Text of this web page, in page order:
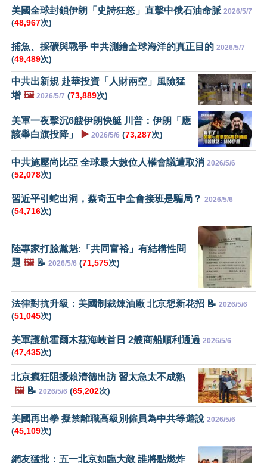
美國全球封鎖伊朗「史詩狂怒」直擊中俄石油命脈 2026/5/7
(48,967次)
捕魚、採礦與戰爭 中共測繪全球海洋的真正目的 2026/5/7
(49,489次)
中共出新規 赴華投資「人財兩空」風險猛
增 🖼️ 2026/5/7 (73,889次)
美軍一夜擊沉6艘伊朗快艇 川普：伊朗「應
該舉白旗投降」
▶️ 2026/5/6 (73,287次)
中共施壓尚比亞 全球最大數位人權會議遭取消 2026/5/6
(52,078次)
習近平引蛇出洞，蔡奇五中全會接班是騙局？ 2026/5/6
(54,716次)
陸專家打臉黨魁:「共同富裕」有結構性問
題 🖼️📝 2026/5/6 (71,575次)
法律對抗升級：美國制裁煉油廠 北京想新花招 📝 2026/5/6
(51,045次)
美軍護航霍爾木茲海峽首日 2艘商船順利通過 2026/5/6
(47,435次)
北京瘋狂阻擾賴清德出訪 習太急太不成熟
🖼️📝 2026/5/6 (65,202次)
美國再出拳 擬禁離職高級別僱員為中共等遊說 2026/5/6
(45,109次)
網友猛批：五一北京如臨大敵 誰將點燃炸